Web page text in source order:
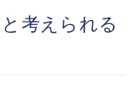
考えられる